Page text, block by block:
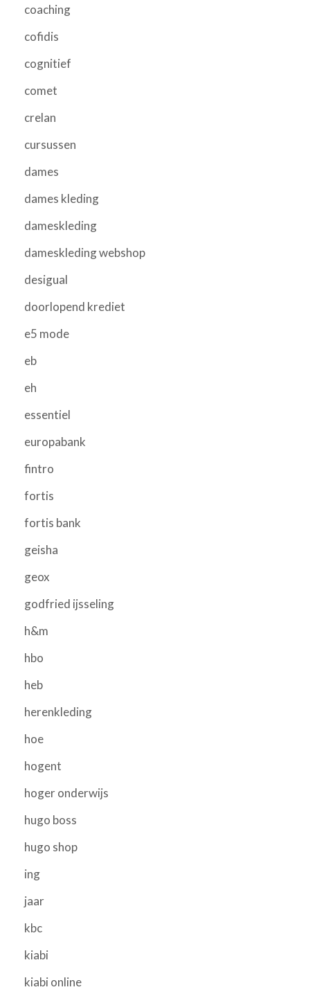
coaching
cofidis
cognitief
comet
crelan
cursussen
dames
dames kleding
dameskleding
dameskleding webshop
desigual
doorlopend krediet
e5 mode
eb
eh
essentiel
europabank
fintro
fortis
fortis bank
geisha
geox
godfried ijsseling
h&m
hbo
heb
herenkleding
hoe
hogent
hoger onderwijs
hugo boss
hugo shop
ing
jaar
kbc
kiabi
kiabi online